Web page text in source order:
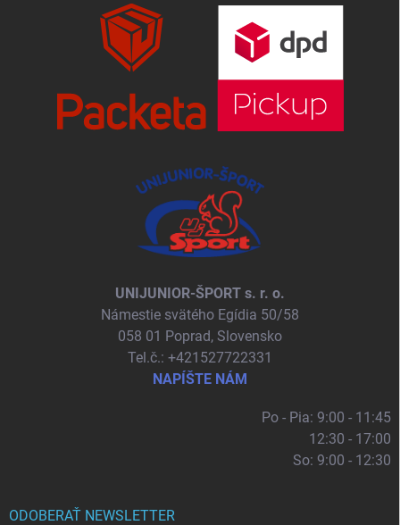
UNIJUNIOR-ŠPORT s. r. o.
Námestie svätého Egídia 50/58
058 01 Poprad, Slovensko
Tel.č.: +421527722331
NAPÍŠTE NÁM
Po - Pia: 9:00 - 11:45
12:30 - 17:00
So: 9:00 - 12:30
ODOBERAŤ NEWSLETTER